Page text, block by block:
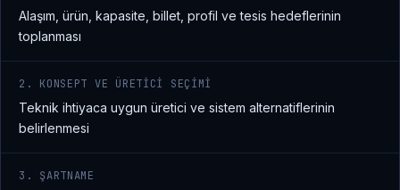
Alaşım, ürün, kapasite, billet, profil ve tesis hedeflerinin
toplanması
2. KONSEPT VE ÜRETICI SEÇIMI
Teknik ihtiyaca uygun üretici ve sistem alternatiflerinin
belirlenmesi
3. ŞARTNAME